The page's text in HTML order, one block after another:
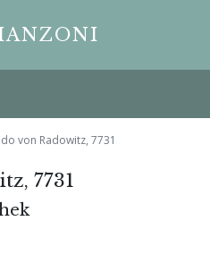
von Radowitz, 7731
7731